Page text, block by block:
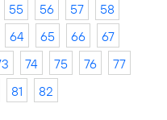
55 56 57
58
64 65 66
67
74 75 76
77
81 82